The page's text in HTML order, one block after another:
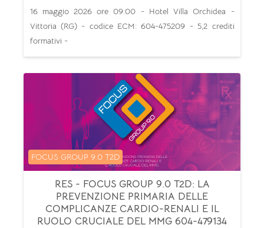
16 maggio 2026 ore 09:00 - Hotel Villa Orchidea -
Vittoria (RG) - codice ECM: 604-475209 - 5,2 crediti
formativi -
RES - FOCUS GROUP 9.0 T2D: LA
PREVENZIONE PRIMARIA DELLE
COMPLICANZE CARDIO-RENALI E IL
RUOLO CRUCIALE DEL MMG 604-479134
Categoria di corsi
FOCUS GROUP 9.0 T2D